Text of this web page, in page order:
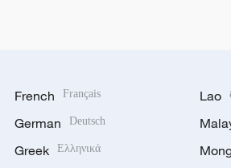
French Français
German Deutsch
Greek Ελληνικά
Lao